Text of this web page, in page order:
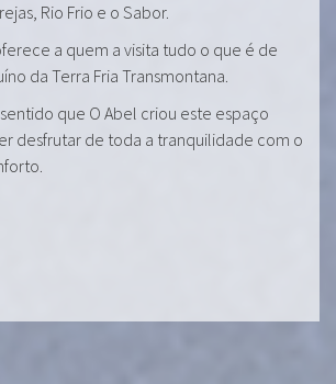
Rio Frio e o Sabor.
a quem a visita tudo o que é de
da Terra Fria Transmontana.
que O Abel criou este espaço
desfrutar de toda a tranquilidade com o